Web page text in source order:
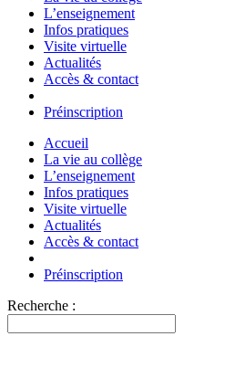
L’enseignement
Infos pratiques
Visite virtuelle
Actualités
Accès & contact
Préinscription
Accueil
La vie au collège
L’enseignement
Infos pratiques
Visite virtuelle
Actualités
Accès & contact
Préinscription
Recherche :